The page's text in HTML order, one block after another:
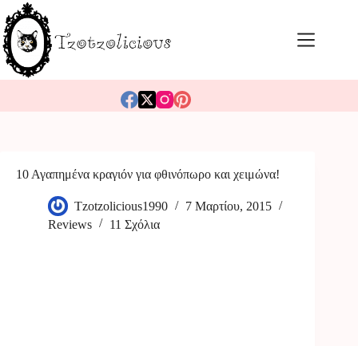
Μετάβαση
στο
περιεχόμενο
10 Αγαπημένα κραγιόν για φθινόπωρο και χειμώνα!
Tzotzolicious1990
7 Μαρτίου, 2015
Reviews
11 Σχόλια